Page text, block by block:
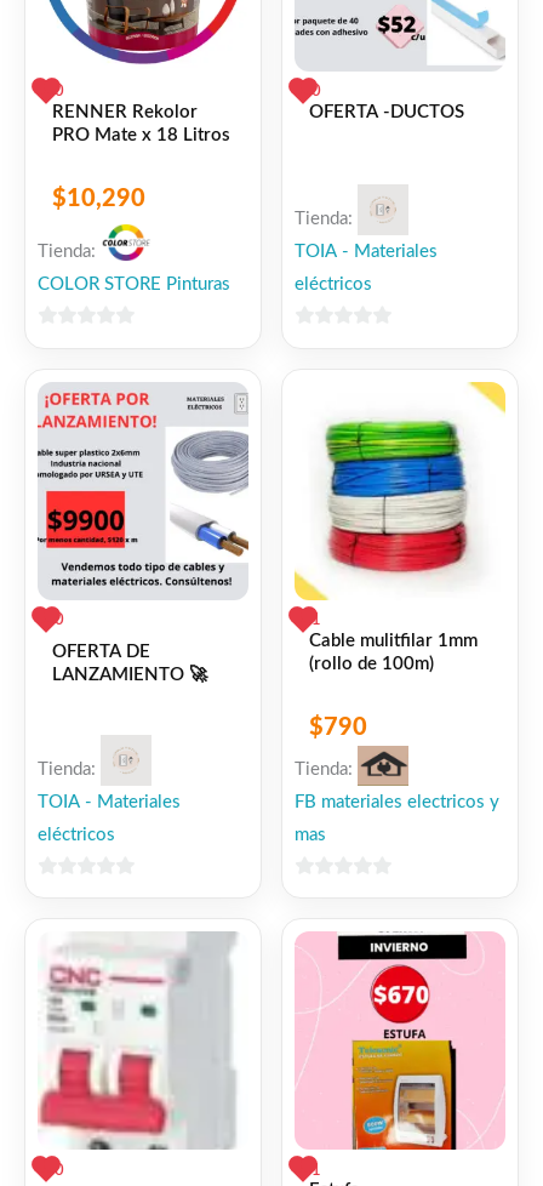
0
RENNER Rekolor
PRO Mate x 18 Litros
$10,290
Tienda:
COLOR STORE Pinturas
5
0
OFERTA -DUCTOS
Tienda:
TOIA - Materiales
eléctricos
0
OFERTA DE
LANZAMIENTO 🚀
Tienda:
TOIA - Materiales
eléctricos
1
Cable mulitfilar 1mm
(rollo de 100m)
$790
Tienda:
FB materiales electricos y
mas
5
0 1